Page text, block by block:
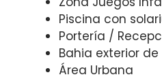
Piscina con
Portería /
Bahia exterior
Área Urbana